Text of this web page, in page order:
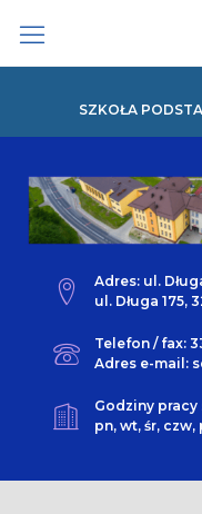
content
SZKOŁA
Adres: ul.
ul. Długa 175,
Telefon / fax:
Adres e-mail:
Godziny
pn, wt, śr, czw,